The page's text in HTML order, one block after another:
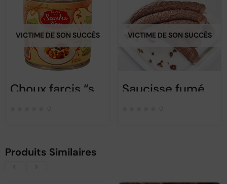
VICTIME DE SON SUCCÈS VICTIME DE SON SUCCÈS
Produits Similaires